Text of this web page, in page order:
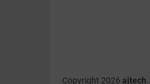
Copyright 2026 ajtech